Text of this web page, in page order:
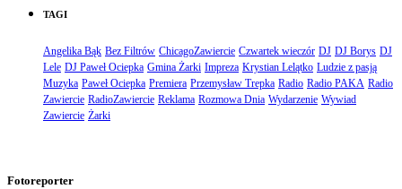
TAGI
Angelika Bąk Bez Filtrów ChicagoZawiercie Czwartek wieczór DJ DJ Borys DJ
Lele DJ Paweł Ociepka Gmina Żarki Impreza Krystian Lelątko Ludzie z pasją
Muzyka Paweł Ociepka Premiera Przemysław Trepka Radio Radio PAKA Radio
Zawiercie RadioZawiercie Reklama Rozmowa Dnia Wydarzenie Wywiad
Zawiercie Żarki
Fotoreporter